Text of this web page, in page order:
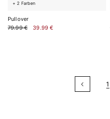
+ 2 Farben
Pullover
79.99 €
39.99 €
1